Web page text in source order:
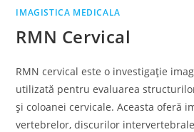
IMAGISTICA MEDICALA
RMN Cervical
RMN cervical este o investigație
utilizată pentru evaluarea
și coloanei cervicale. Aceasta oferă
vertebrelor, discurilor